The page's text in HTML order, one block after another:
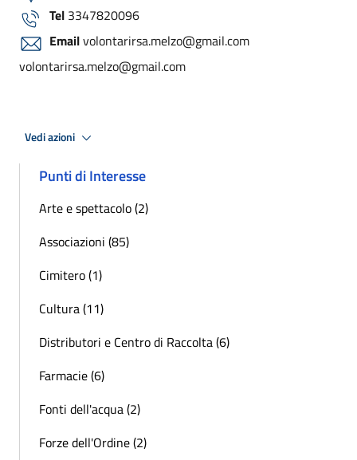
Tel 3347820096
Emailvolontarirsa.melzo@gmail.com
volontarirsa.melzo@gmail.com
Vedi azioni
Punti di Interesse
Arte e spettacolo (2)
Associazioni (85)
Cimitero (1)
Cultura (11)
Distributori e Centro di Raccolta (6)
Farmacie (6)
Fonti dell'acqua (2)
Forze dell'Ordine (2)